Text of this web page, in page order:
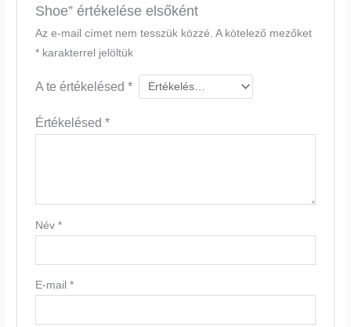
Shoe” értékelése elsőként
Az e-mail címet nem tesszük közzé. A kötelező mezőket
*karakterrel jelöltük
A te értékelésed *
Értékelésed *
Név *
E-mail *